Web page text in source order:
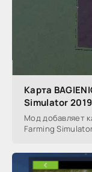
Карта
Simulator 2019
Мод добавляет
Farming